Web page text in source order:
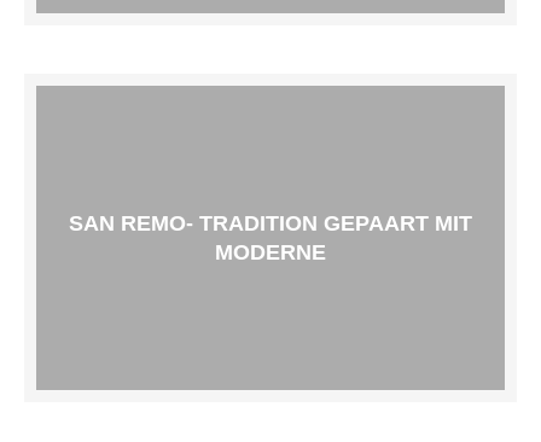
SAN REMO- TRADITION GEPAART MIT
MODERNE